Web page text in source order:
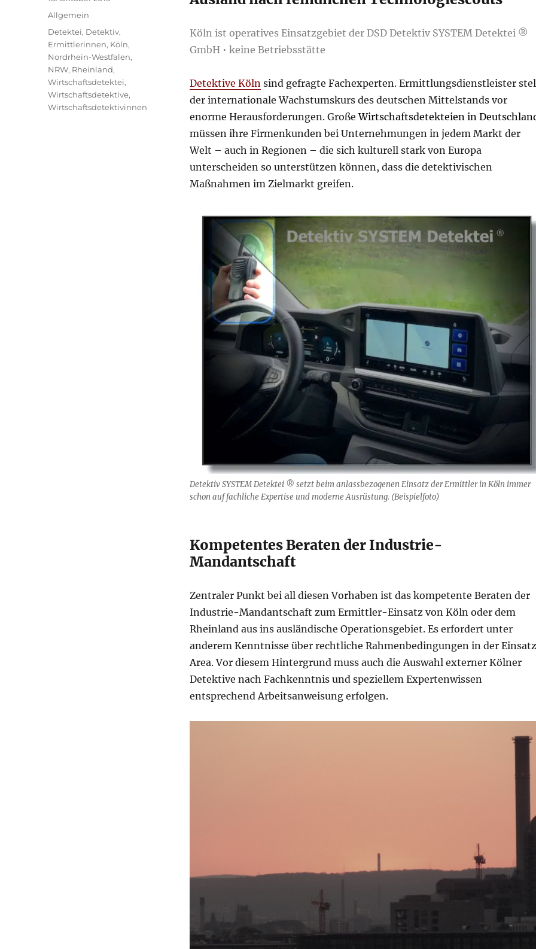
Köln ist operatives Einsatzgebiet der DSD Detektiv SYSTEM Detektei ®
GmbH • keine Betriebsstätte
Detektive Köln sind gefragte Fachexperten. Ermittlungsdienstleister
der internationale Wachstumskurs des deutschen Mittelstands vor
enorme Herausforderungen. GroßeWirtschaftsdetekteien in
müssen ihre Firmenkunden bei Unternehmungen in jedem Markt der
Welt – auch in Regionen – die sich kulturell stark von Europa
unterscheiden so unterstützen können, dass die detektivischen
Maßnahmen im Zielmarkt greifen.
Detektiv SYSTEM Detektei ® setzt beim anlassbezogenen Einsatz der Ermittler in Köln immer
schon auf fachliche Expertise und moderne Ausrüstung. (Beispielfoto)
Kompetentes Beraten der Industrie-
Mandantschaft
Zentraler Punkt bei all diesen Vorhaben ist das kompetente Beraten der
Industrie-Mandantschaft zum Ermittler-Einsatz von Köln oder dem
Rheinland aus ins ausländische Operationsgebiet. Es erfordert unter
anderem Kenntnisse über rechtliche Rahmenbedingungen in der
Area. Vor diesem Hintergrund muss auch die Auswahl externer Kölner
Detektive nach Fachkenntnis und speziellem Expertenwissen
entsprechend Arbeitsanweisung erfolgen.
am
Kategorien
Allgemein
Schlagwörter
Detektei, Detektiv,
Ermittlerinnen, Köln,
Nordrhein-Westfalen,
NRW, Rheinland,
Wirtschaftsdetektei,
Wirtschaftsdetektive,
Wirtschaftsdetektivinnen